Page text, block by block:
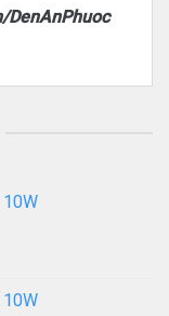
DenAnPhuoc